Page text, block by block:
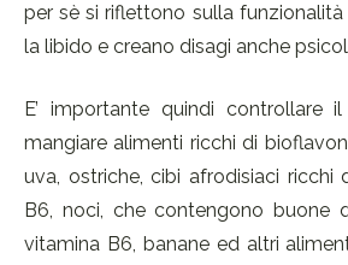
per sè si riflettono sulla funzionalità
la libido e creano disagi anche
E’ importante quindi controllare
mangiare alimenti ricchi di
uva, ostriche, cibi afrodisiaci ricchi
B6, noci, che contengono buone
vitamina B6, banane ed altri